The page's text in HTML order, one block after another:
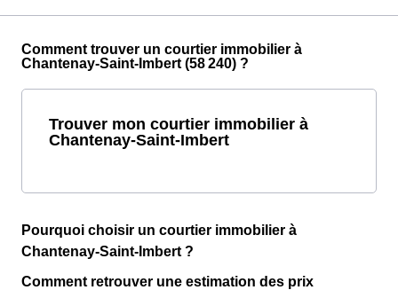
Comment trouver un courtier immobilier à
Chantenay-Saint-Imbert (58 240) ?
Trouver mon courtier immobilier à
Chantenay-Saint-Imbert
Pourquoi choisir un courtier immobilier à
Chantenay-Saint-Imbert ?
Comment retrouver une estimation des prix